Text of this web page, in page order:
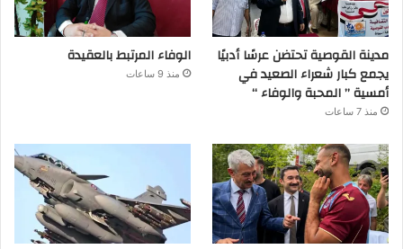
مدينة القوصية تحتضن عرسًا أدبيًا
يجمع كبار شعراء الصعيد في
أمسية ” المحبة والوفاء “
منذ 7 ساعات
الوفاء المرتبط بالعقيدة
منذ 9 ساعات